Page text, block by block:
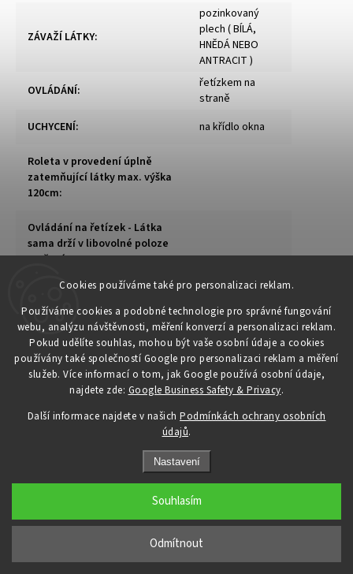
Cookies používáme také pro personalizaci reklam.
Používáme cookies a podobné technologie pro správné fungování
webu, analýzu návštěvnosti, měření konverzí a personalizaci reklam.
Pokud udělíte souhlas, mohou být vaše osobní údaje a cookies
používány také společností Google pro personalizaci reklam a měření
služeb. Více informací o tom, jak Google používá osobní údaje,
najdete zde: Google Business Safety & Privacy.
Další informace najdete v našich Podmínkách ochrany osobních
údajů.
Nastavení
Odmítnout
Souhlasím
ZÁVAŽÍ LÁTKY:
pozinkovaný
plech ( BÍLÁ,
HNĚDÁ NEBO
ANTRACIT )
OVLÁDÁNÍ:
řetízkem na
straně
UCHYCENÍ: na křídlo okna
Roleta v provedení úplně
zatemňující látky max. výška
120cm:
Ovládání na řetízek - Látka
sama drží v libovolné poloze
stažení.:
Montáž na křídlo okna -
roleta určená pro plastová
okna a eurookna.:
Boční lišty přilepené na
zasklívací lišty okna pomocí
speciální pásky. :
Horní kryt uchycen na šrouby
Roleta snižuje světlost rámu
okenního křídla - horní kryt
5cm: